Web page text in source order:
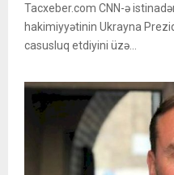
Tacxeber.com CNN-ə
hakimiyyətinin Ukrayna
casusluq etdiyini üzə...